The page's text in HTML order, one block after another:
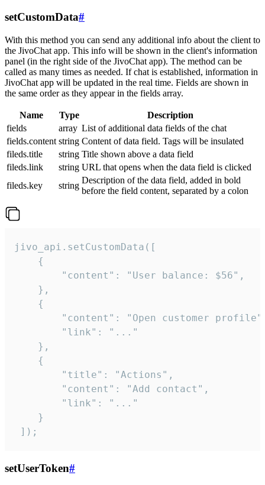
setCustomData#
With this method you can send any additional info about the client to
the JivoChat app. This info will be shown in the client's information
panel (in the right side of the JivoChat app). The method can be
called as many times as needed. If chat is established, information in
JivoChat app will be updated in the real time. Fields are shown in
the same order as they appear in the fields array.
Name Type
Description
fields
array List of additional data fields of the chat
fields.content string Content of data field. Tags will be insulated
fileds.title
string Title shown above a data field
fileds.link
string URL that opens when the data field is clicked
fileds.key
string
Description of the data field, added in bold
before the field content, separated by a colon
jivo_api.setCustomData([
    {
        "content": "User balance: $56",
    },
    {
"content": "Open customer
        "link": "..."
    },
    {
        "title": "Actions",
        "content": "Add contact",
        "link": "..."
    }
]);
setUserToken#